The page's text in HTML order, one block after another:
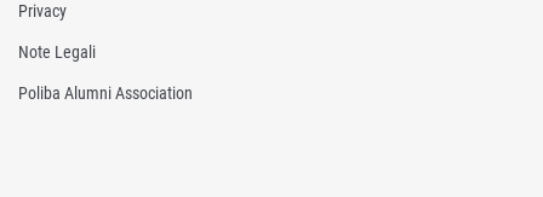
Privacy
Note Legali
Poliba Alumni Association